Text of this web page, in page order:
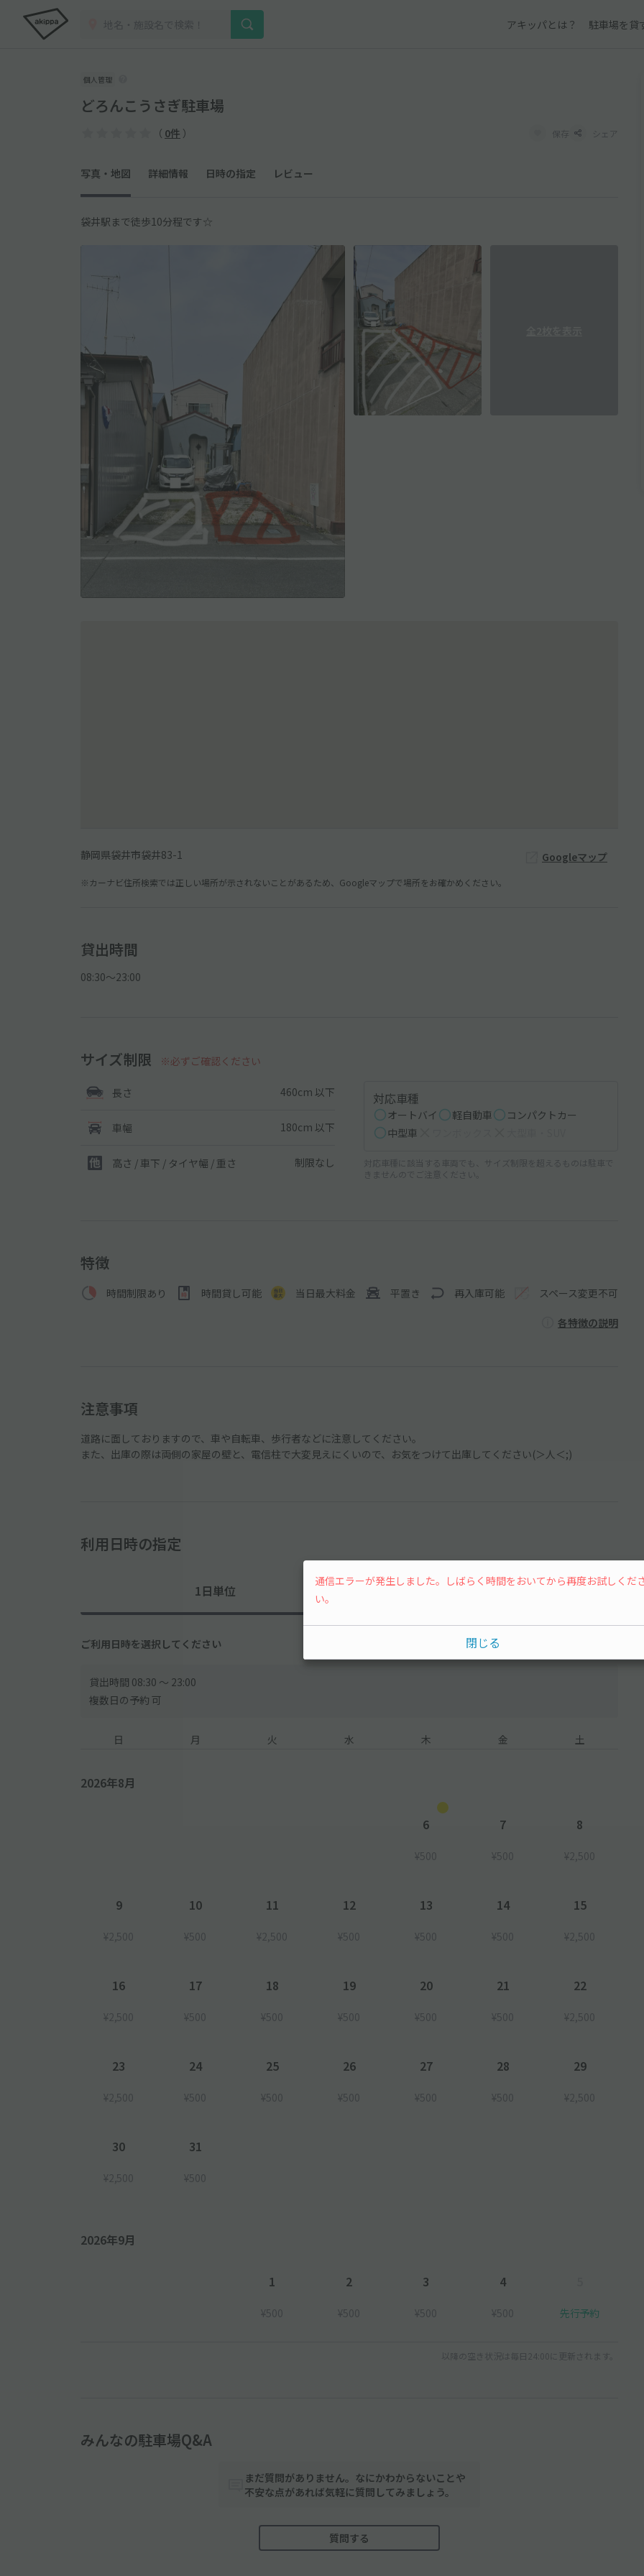
アキッパとは？ 駐車場を貸
個人管理
どろんこうさぎ駐車場
（ 0件 ） 保存 シェア
写真・地図 詳細情報 日時の指定 レビュー
袋井駅まで徒歩10分程です☆
静岡県袋井市袋井83-1 Googleマップ
※カーナビ住所検索では正しい場所が示されないことがあるため、Googleマップで場所をお確かめください。
貸出時間
08:30〜23:00
サイズ制限 ※必ずご確認ください
長さ 460cm 以下
車幅 180cm 以下
高さ / 車下 / タイヤ幅 / 重さ 制限なし
対応車種
オートバイ 軽自動車
コンパクトカー
中型車
対応車種に該当する車両でも、サイズ制限を超えるものは駐車で
きませんのでご注意ください。
特徴
時間制限あり 時間貸し可能 当日最大料金 平置き 再入庫可能 スペース変更不可
各特徴の説明
注意事項
道路に面しておりますので、車や自転車、歩行者などに注意してください。
また、出庫の際は両側の家屋の壁と、電信柱で大変見えにくいので、お気をつけて出庫してください(＞人＜;)
利用日時の指定
1日単位 15分単位
ご利用日時を選択してください
貸出時間 08:30 〜 23:00
複数日の予約 可
日 月 火 水 木 金 土
2026年8月
6
¥500
7
¥500
8
¥2,500
9
¥2,500
10
¥500
11
¥2,500
12
¥500
13
¥500
14
¥500
15
¥2,500
16
¥2,500
17
¥500
18
¥500
19
¥500
20
¥500
21
¥500
22
¥2,500
23
¥2,500
24
¥500
25
¥500
26
¥500
27
¥500
28
¥500
29
¥2,500
30
¥2,500
31
¥500
2026年9月
1
¥500
2
¥500
3
¥500
4
¥500 先行予約
以降の空き状況は毎日24:00に更新されます。
みんなの駐車場Q&A
まだ質問がありません。なにかわからないことや
不安な点があれば気軽に質問してみましょう。
質問する
通信エラーが発生しました。しばらく時間をおいてから再度お試しくだ
い。
閉じる